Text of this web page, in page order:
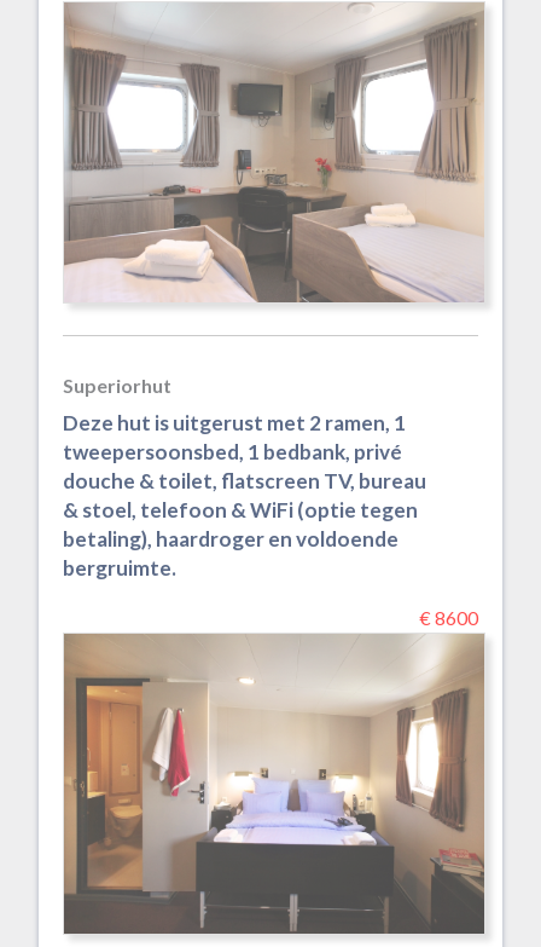
Superiorhut
Deze hut is uitgerust met 2 ramen, 1
tweepersoonsbed, 1 bedbank, privé
douche & toilet, flatscreen TV, bureau
& stoel, telefoon & WiFi (optie tegen
betaling), haardroger en voldoende
bergruimte.
€ 8600